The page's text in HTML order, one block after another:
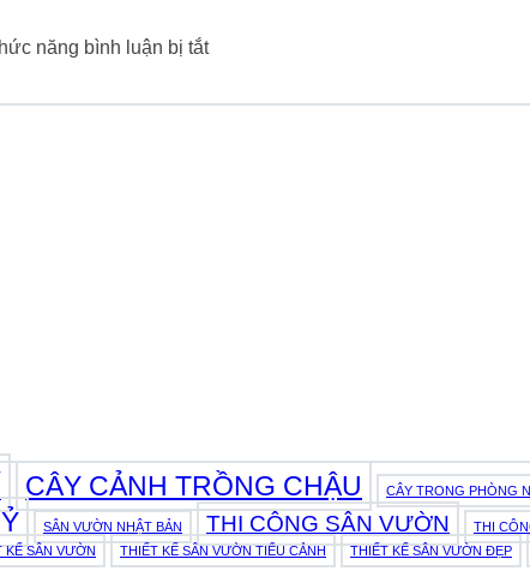
Thủy
Chăm
Sóc
Má
năng bình luận bị tắtở
Tiền
CÂY CẢNH TRỒNG CHẬU CÂY TRONG PHÒNG
SÂN VƯỜN NHẬT BẢN THI CÔNG SÂN VƯỜN THI
KẾ SÂN VƯỜN THIẾT KẾ SÂN VƯỜN TIỂU CẢNH THIẾT KẾ SÂN VƯỜN ĐẸP